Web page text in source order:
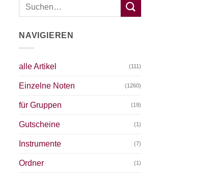
NAVIGIEREN
alle Artikel (111)
Einzelne Noten (1260)
für Gruppen (19)
Gutscheine (1)
Instrumente (7)
Ordner (1)